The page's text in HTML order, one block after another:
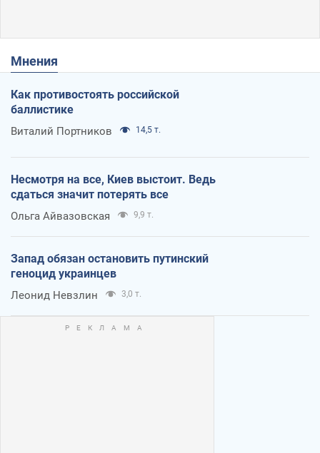
Мнения
Как противостоять российской
баллистике
Виталий Портников 14,5 т.
Несмотря на все, Киев выстоит. Ведь
сдаться значит потерять все
Ольга Айвазовская 9,9 т.
Запад обязан остановить путинский
геноцид украинцев
Леонид Невзлин 3,0 т.